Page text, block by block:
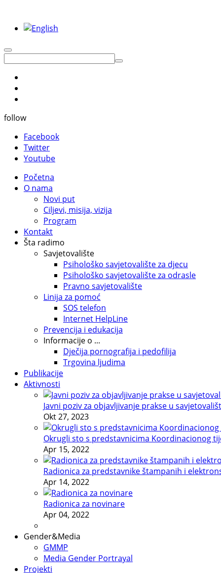
follow
Facebook
Twitter
Youtube
Početna
O nama
Novi put
Ciljevi, misija, vizija
Program
Kontakt
Šta radimo
Savjetovalište
Psihološko savjetovalište za djecu
Psihološko savjetovalište za odrasle
Pravno savjetovalište
Linija za pomoć
SOS telefon
Internet HelpLine
Prevencija i edukacija
Informacije o ...
Dječija pornografija i pedofilija
Trgovina ljudima
Publikacije
Aktivnosti
Javni poziv za objavljivanje prakse u
Okt 27, 2023
Okrugli sto s predstavnicima Koordinacionog
Apr 15, 2022
Radionica za predstavnike štampanih i
Apr 14, 2022
Radionica za novinare
Apr 04, 2022
Gender&Media
GMMP
Media Gender Portrayal
Projekti